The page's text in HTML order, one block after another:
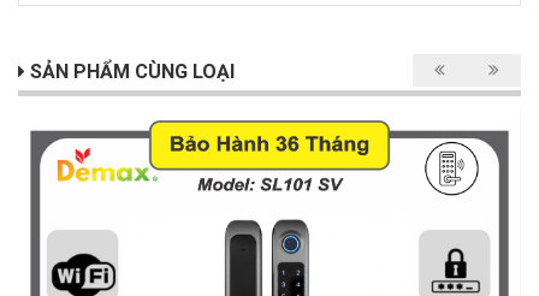
SẢN PHẨM CÙNG LOẠI